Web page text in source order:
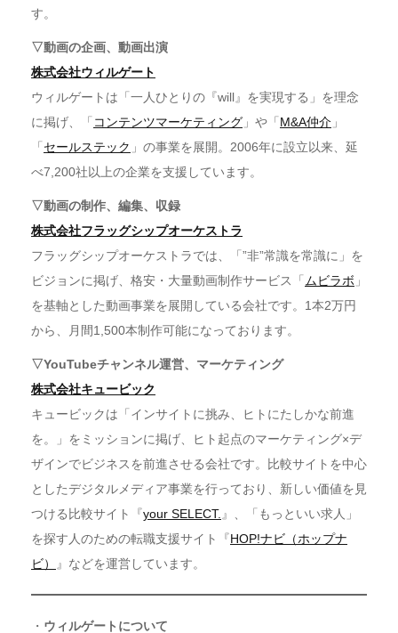
す。
▽動画の企画、動画出演
株式会社ウィルゲート
ウィルゲートは「一人ひとりの『will』を実現する」を理念
に掲げ、「 コンテンツマーケティング 」や「 M&A仲介 」
「 セールステック 」の事業を展開。2006年に設立以来、延
べ7,200社以上の企業を支援しています。
▽動画の制作、編集、収録
株式会社フラッグシップオーケストラ
フラッグシップオーケストラでは、「”非”常識を常識に」を
ビジョンに掲げ、格安・大量動画制作サービス「 ムビラボ 」
を基軸とした動画事業を展開している会社です。1本2万円
から、月間1,500本制作可能になっております。
▽YouTubeチャンネル運営、マーケティング
株式会社キュービック
キュービックは「インサイトに挑み、ヒトにたしかな前進
を。」をミッションに掲げ、ヒト起点のマーケティング×デ
ザインでビジネスを前進させる会社です。比較サイトを中心
としたデジタルメディア事業を行っており、新しい価値を見
つける比較サイト『your SELECT. 』、「もっといい求人」
を探す人のための転職支援サイト『HOP!ナビ（ホップナ
ビ）
』などを運営しています。
・ ウィルゲートについて